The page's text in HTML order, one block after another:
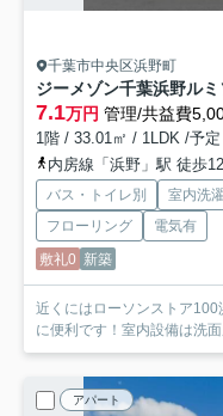
千葉市中央区浜野町
ジーメゾン千葉浜野ルミ
7.1万円 管理/共益費
1階 / 33.01㎡ / 1LDK /予定
内房線「浜野」駅 徒歩
バス・トイレ別 室内洗
フローリング
電気有
敷礼0 新築
近くにはローソンストア
に便利です！室内設備は洗
アパート